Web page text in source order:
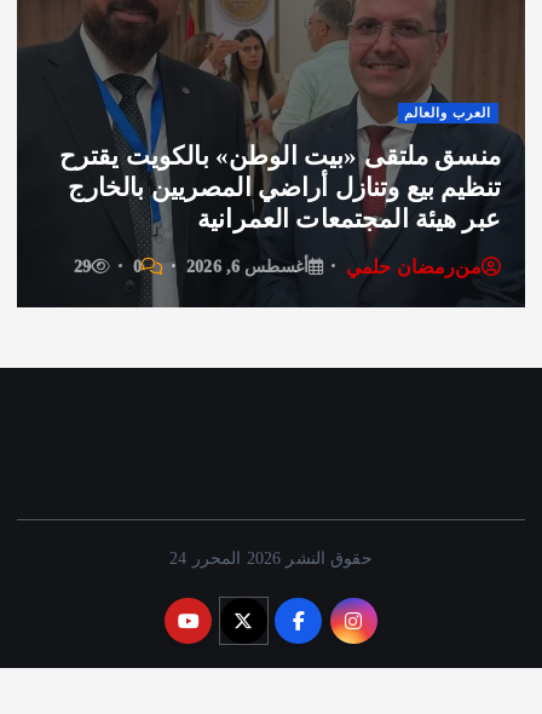
ملتقى «بيت الوطن» بالكويت يقترح
بيع وتنازل أراضي المصريين بالخارج
المجتمعات العمرانية
رمضان حلمي أغسطس 6, 2026 0
29
حقوق النشر 2026 المحرر 24